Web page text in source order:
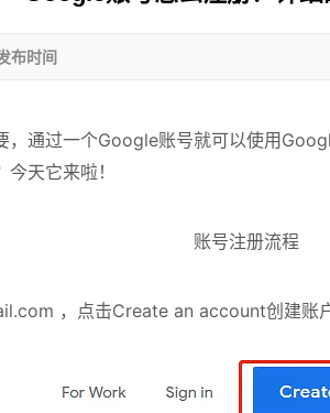
布时间
，通过一个Google账号就可以使用
天它来啦！
账号注册流程
，点击Create an account创建账户